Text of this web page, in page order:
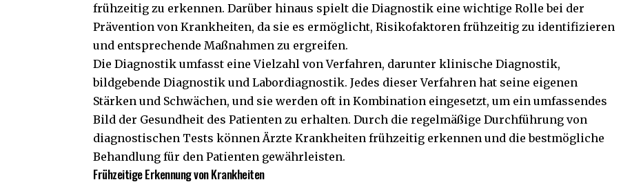
frühzeitig zu erkennen. Darüber hinaus spielt die Diagnostik eine wichtige Rolle bei der
Prävention von Krankheiten, da sie es ermöglicht, Risikofaktoren frühzeitig zu identifizieren
und entsprechende Maßnahmen zu ergreifen.
Die Diagnostik umfasst eine Vielzahl von Verfahren, darunter klinische Diagnostik,
bildgebende Diagnostik und Labordiagnostik. Jedes dieser Verfahren hat seine eigenen
Stärken und Schwächen, und sie werden oft in Kombination eingesetzt, um ein umfassendes
Bild der Gesundheit des Patienten zu erhalten. Durch die regelmäßige Durchführung von
diagnostischen Tests können Ärzte Krankheiten frühzeitig erkennen und die bestmögliche
Behandlung für den Patienten gewährleisten.
Frühzeitige Erkennung von Krankheiten